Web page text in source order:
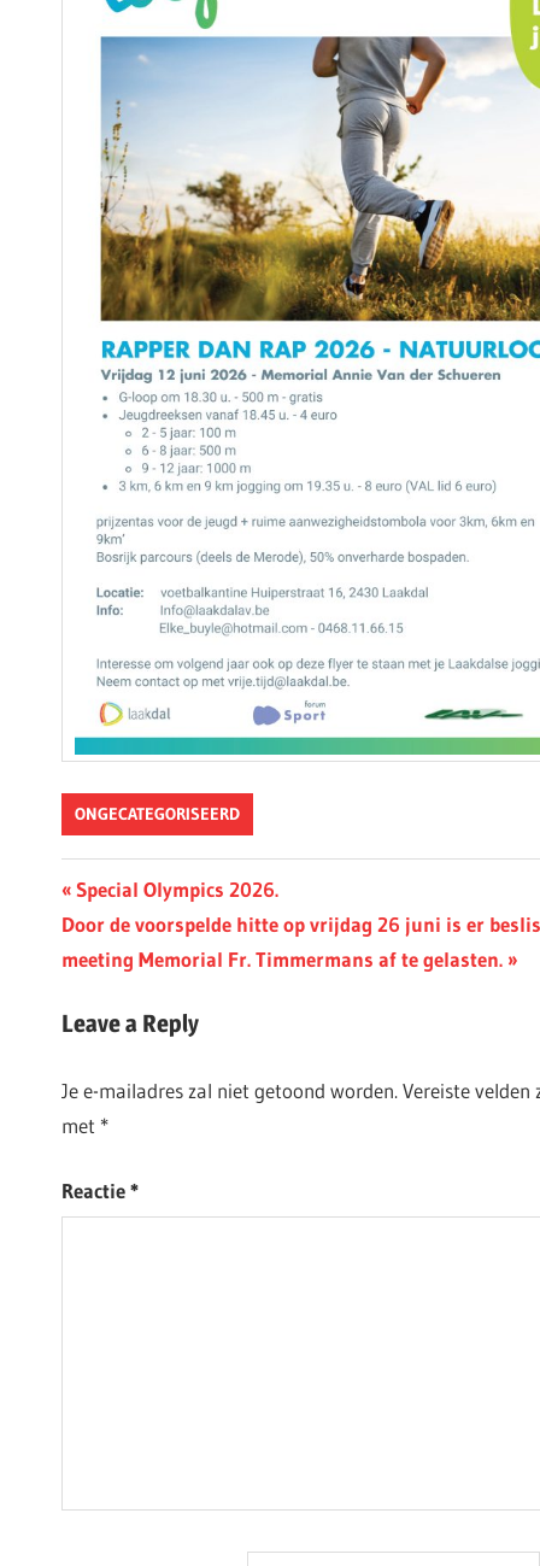
ONGECATEGORISEERD
Berichtnavigatie
Previous
Post:
Special Olympics 2026.
Next
Post:
Door de voorspelde hitte op vrijdag 26 juni is er
meeting Memorial Fr. Timmermans af te gelasten.
Leave a Reply
Je e-mailadres zal niet getoond worden.Vereiste velden
met *
Reactie*